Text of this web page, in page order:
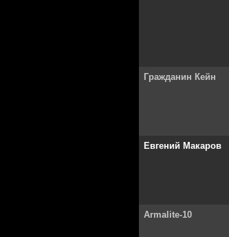
Гражданин Кейн
Евгений Макаров
Armalite-10